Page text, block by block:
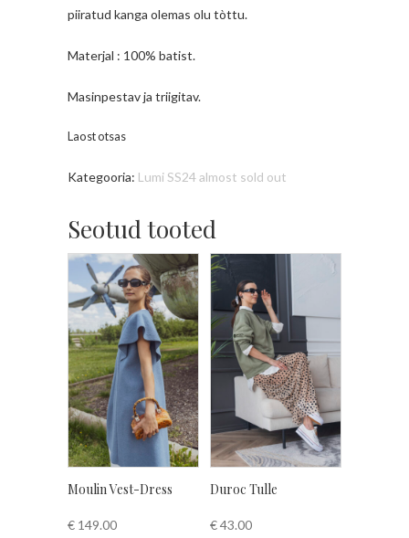
piiratud kanga olemas olu tòttu.
Materjal : 100% batist.
Masinpestav ja triigitav.
Laost otsas
Kategooria: Lumi SS24 almost sold out
Seotud tooted
Moulin Vest-Dress
€ 149.00
Duroc Tulle
€43.00